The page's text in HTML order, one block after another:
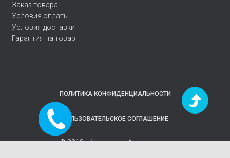
Заказ товара
Условия оплаты
Условия доставки
Гарантия на товар
ПОЛИТИКА КОНФИДЕНЦИАЛЬНОСТИ
ПОЛЬЗОВАТЕЛЬСКОЕ СОГЛАШЕНИЕ
© 2019 | Компания«Аквавектор»
Заказать
звонок